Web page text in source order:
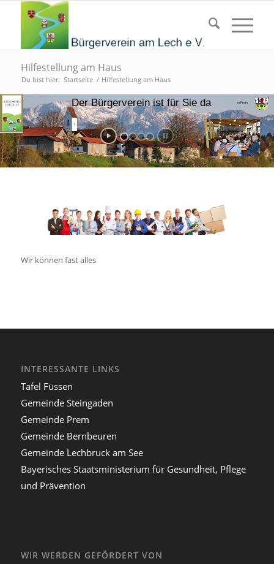
Hilfestellung am Haus
Du bist hier: Startseite / Hilfestellung am Haus
Der Bürgerverein ist für Sie da in Prem
Wir können fast alles
INTERESSANTE LINKS
Tafel Füssen
Gemeinde Steingaden
Gemeinde Prem
Gemeinde Bernbeuren
Gemeinde Lechbruck am See
Bayerisches Staatsministerium für Gesundheit, Pflege
und Prävention
WIR WERDEN GEFÖRDERT VON